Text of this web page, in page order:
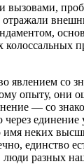
со
опыту,
— со
имя неких
единство
разных